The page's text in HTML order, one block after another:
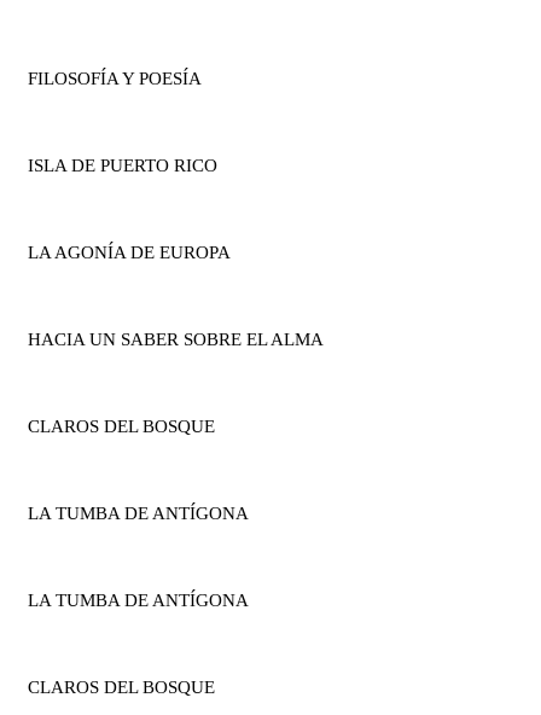
FILOSOFÍA Y POESÍA
ISLA DE PUERTO RICO
LA AGONÍA DE EUROPA
HACIA UN SABER SOBRE EL ALMA
CLAROS DEL BOSQUE
LA TUMBA DE ANTÍGONA
LA TUMBA DE ANTÍGONA
CLAROS DEL BOSQUE